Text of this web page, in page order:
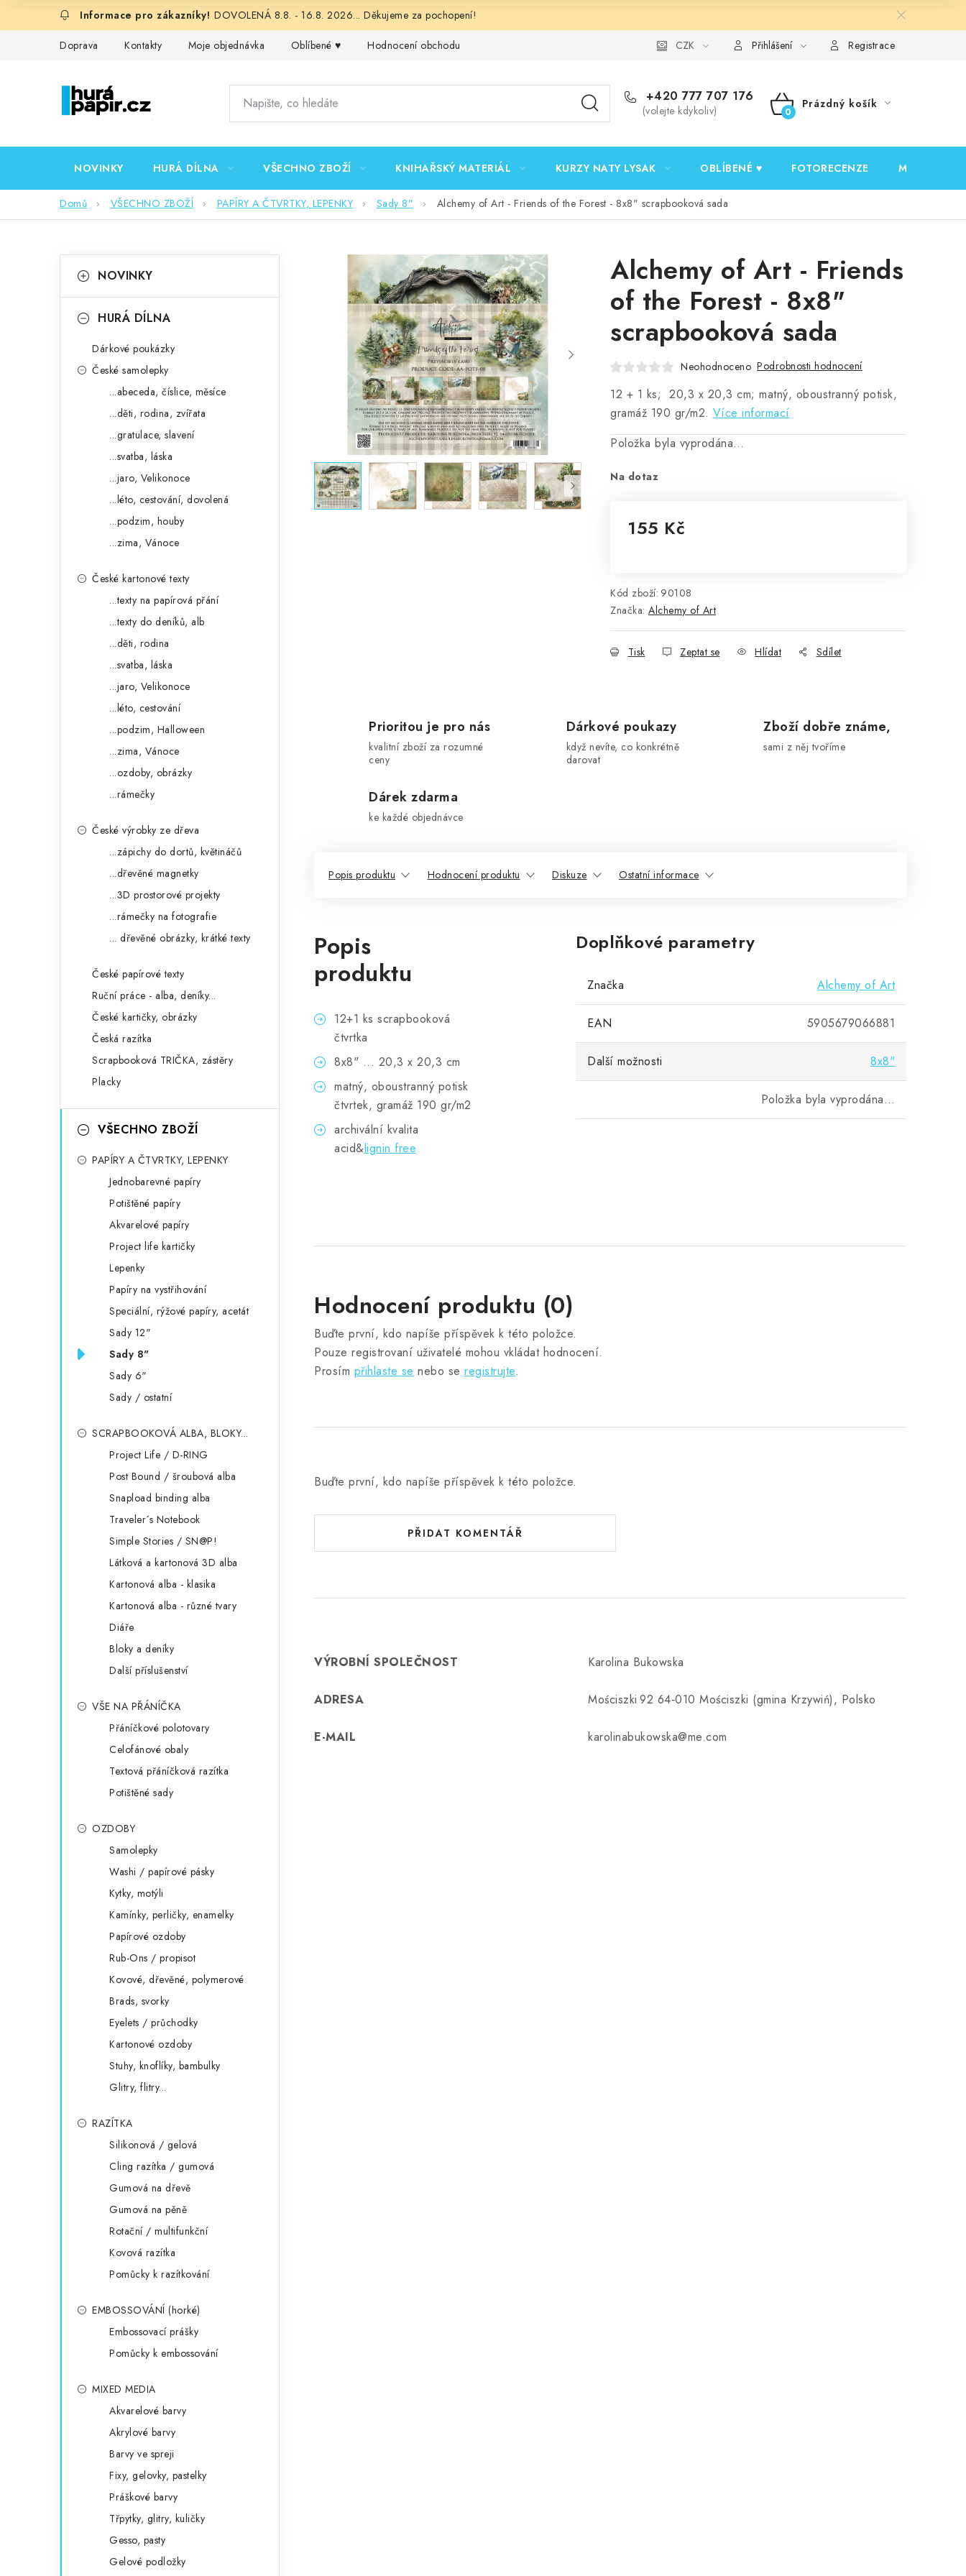
DOVOLENÁ 8.8. - 16.8. 2026... Děkujeme za pochopení!
Doprava Kontakty Moje objednávka Oblíbené ♥️ Hodnocení obchodu Podmínky ochrany osobních údajů Ověřování recenzí
CZK Přihlášení Registrace
+420 777 707 176
(volejte kdykoliv)
NÁKUPNÍ
Prázdný košík
NOVINKY HURÁ DÍLNA VŠECHNO ZBOŽÍ KNIHAŘSKÝ MATERIÁL KURZY NATY LYSAK OBLÍBENÉ ♥️ FOTORECENZE MOJE
Domů VŠECHNO ZBOŽÍ PAPÍRY A ČTVRTKY, LEPENKY Sady 8" Alchemy of Art - Friends of the Forest - 8x8" scrapbooková sada
okategorie
a
NOVINKY
HURÁ DÍLNA
Dárkové poukázky
České samolepky
...abeceda, číslice, měsíce
...děti, rodina, zvířata
...gratulace, slavení
...svatba, láska
...jaro, Velikonoce
...léto, cestování, dovolená
...podzim, houby
...zima, Vánoce
České kartonové texty
...texty na papírová přání
...texty do deníků, alb
...děti, rodina
...svatba, láska
...jaro, Velikonoce
...léto, cestování
...podzim, Halloween
...zima, Vánoce
...ozdoby, obrázky
...rámečky
České výrobky ze dřeva
...zápichy do dortů, květináčů
...dřevěné magnetky
...3D prostorové projekty
...rámečky na fotografie
... dřevěné obrázky, krátké texty
České papírové texty
Ruční práce - alba, deníky...
České kartičky, obrázky
Česká razítka
Scrapbooková TRIČKA, zástěry
Placky
VŠECHNO ZBOŽÍ
PAPÍRY A ČTVRTKY, LEPENKY
Jednobarevné papíry
Potištěné papíry
Akvarelové papíry
Project life kartičky
Lepenky
Papíry na vystřihování
Speciální, rýžové papíry, acetát
Sady 12"
Sady 8"
Sady 6"
Sady / ostatní
SCRAPBOOKOVÁ ALBA, BLOKY...
Project Life / D-RING
Post Bound / šroubová alba
Snapload binding alba
Traveler´s Notebook
Simple Stories / SN@P!
Látková a kartonová 3D alba
Kartonová alba - klasika
Kartonová alba - různé tvary
Diáře
Bloky a deníky
Další příslušenství
VŠE NA PŘÁNÍČKA
Přáníčkové polotovary
Celofánové obaly
Textová přáníčková razítka
Potištěné sady
OZDOBY
Samolepky
Washi / papírové pásky
Kytky, motýli
Kamínky, perličky, enamelky
Papírové ozdoby
Rub-Ons / propisot
Kovové, dřevěné, polymerové
Brads, svorky
Eyelets / průchodky
Kartonové ozdoby
Stuhy, knoflíky, bambulky
Glitry, flitry...
RAZÍTKA
Silikonová / gelová
Cling razítka / gumová
Gumová na dřevě
Gumová na pěně
Rotační / multifunkční
Kovová razítka
Pomůcky k razítkování
EMBOSSOVÁNÍ (horké)
Embossovací prášky
Pomůcky k embossování
MIXED MEDIA
Akvarelové barvy
Akrylové barvy
Barvy ve spreji
Fixy, gelovky, pastelky
Práškové barvy
Třpytky, glitry, kuličky
Gesso, pasty
Gelové podložky
Alchemy of Art - Friends
of the Forest - 8x8"
scrapbooková sada
Neohodnoceno Podrobnosti hodnocení
12 + 1 ks; 20,3 x 20,3 cm; matný, oboustranný potisk,
gramáž 190 gr/m2. Více informací
Položka byla vyprodána…
Na dotaz
155 Kč
Kód zboží: 90108
Značka: Alchemy of Art
Tisk Zeptat se Hlídat Sdílet
Prioritou je pro nás
kvalitní zboží za rozumné
ceny
Dárkové poukazy
když nevíte, co konkrétně
darovat
Zboží dobře známe,
sami z něj tvoříme
Dárek zdarma
ke každé objednávce
Popis produktu Hodnocení produktu Diskuze Ostatní informace
Popis
produktu
12+1 ks scrapbooková
čtvrtka
8x8" ... 20,3 x 20,3 cm
matný, oboustranný potisk
čtvrtek, gramáž 190 gr/m2
archivální kvalita
acid&lignin free
Doplňkové parametry
Značka Alchemy of Art
EAN 5905679066881
Další možnosti 8x8"
Položka byla vyprodána…
Hodnocení produktu (0)
Buďte první, kdo napíše příspěvek k této položce.
Pouze registrovaní uživatelé mohou vkládat hodnocení.
Prosím přihlaste se nebo se registrujte.
Buďte první, kdo napíše příspěvek k této položce.
PŘIDAT KOMENTÁŘ
VÝROBNÍ SPOLEČNOST Karolina Bukowska
ADRESA Mościszki 92 64‑010 Mościszki (gmina Krzywiń), Polsko
E-MAIL karolinabukowska@me.com